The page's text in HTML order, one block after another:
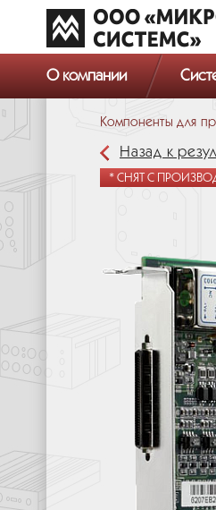
О компании
Компоненты для
Назад к
* СНЯТ С